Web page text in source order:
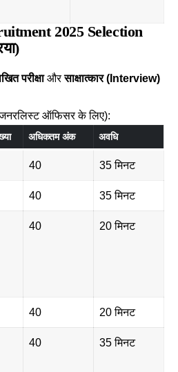
2025 Selection
परीक्षाऔरसाक्षात्कार (Interview)
जनरलिस्ट ऑफिसर के लिए):
अधिकतम अंक अवधि
40 35 मिनट
40 35 मिनट
40 20 मिनट
40 20 मिनट
40 35 मिनट